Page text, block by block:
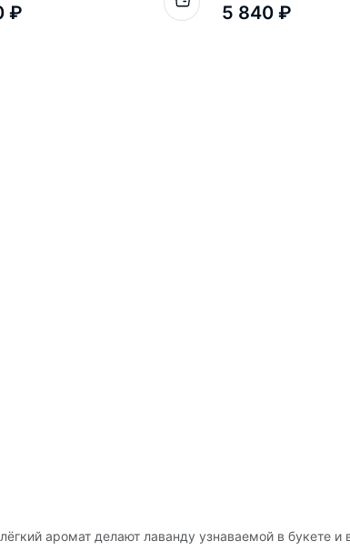
₽ 5 840 ₽
аромат делают лаванду узнаваемой в букете и